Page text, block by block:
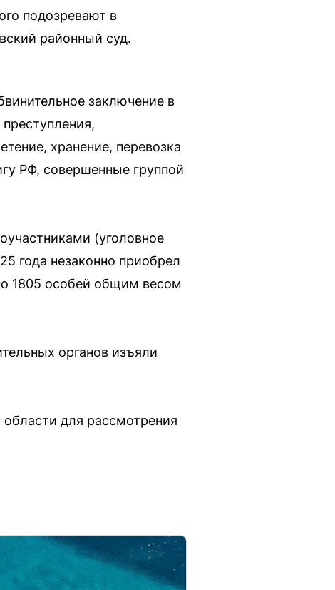
подозревают в
районный суд.
заключение в
хранение, перевозка
РФ, совершенные группой
(уголовное
года незаконно приобрел
1805 особей общим весом
органов изъяли
для рассмотрения